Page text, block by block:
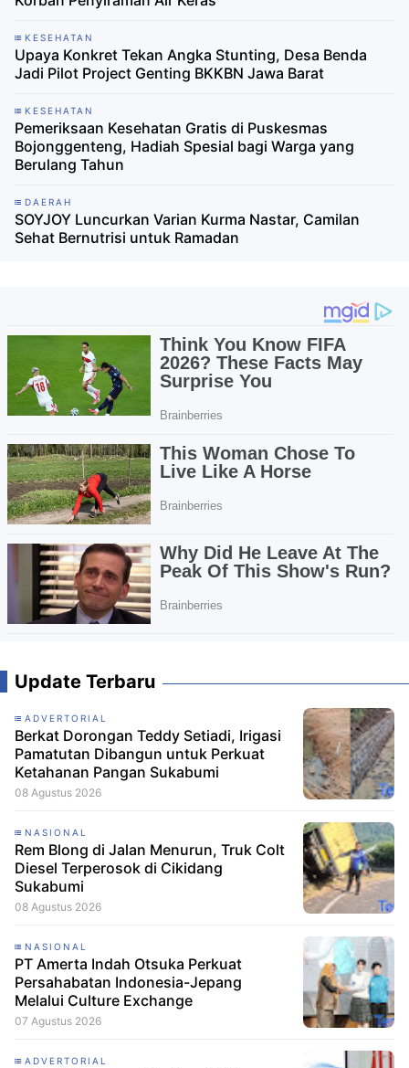
KESEHATAN
Upaya Konkret Tekan Angka Stunting, Desa Benda
Jadi Pilot Project Genting BKKBN Jawa Barat
KESEHATAN
Pemeriksaan Kesehatan Gratis di Puskesmas
Bojonggenteng, Hadiah Spesial bagi Warga yang
Berulang Tahun
DAERAH
SOYJOY Luncurkan Varian Kurma Nastar, Camilan
Sehat Bernutrisi untuk Ramadan
Update Terbaru
ADVERTORIAL
Berkat Dorongan Teddy Setiadi, Irigasi
Pamatutan Dibangun untuk Perkuat
Ketahanan Pangan Sukabumi
08 Agustus 2026
NASIONAL
Rem Blong di Jalan Menurun, Truk Colt
Diesel Terperosok di Cikidang
Sukabumi
08 Agustus 2026
NASIONAL
PT Amerta Indah Otsuka Perkuat
Persahabatan Indonesia-Jepang
Melalui Culture Exchange
07 Agustus 2026
ADVERTORIAL